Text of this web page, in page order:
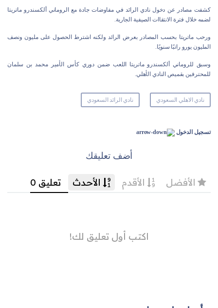
كشفت مصادر عن دخول نادي الرائد في مفاوضات جادة مع الروماني ألكسندرو ماتريتا
لضمه خلال فترة الانتقاات الصيفية الجارية.
ورحب ماتريتا بحسب المصادر بعرض الرائد ولكنه اشترط الحصول على مليون ونصف
المليون يورو راتبًا سنويًا.
وسبق للروماني ألكسندرو ماتريتا اللعب ضمن دوري كأس الأمير محمد بن سلمان
للمحترفين بقميص النادي الأهلي.
نادي الاهلي السعودي نادي الرائد السعودي
تسجيل الدخول
أضف تعليقك